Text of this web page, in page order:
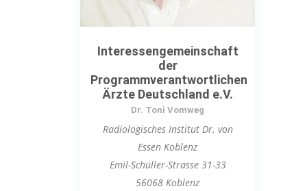
Interessengemeinschaft
der
Programmverantwortlichen
Ärzte Deutschland e.V.
Dr. Toni Vomweg
Radiologisches Institut Dr. von
Essen Koblenz
Emil-Schüller-Strasse 31-33
56068 Koblenz